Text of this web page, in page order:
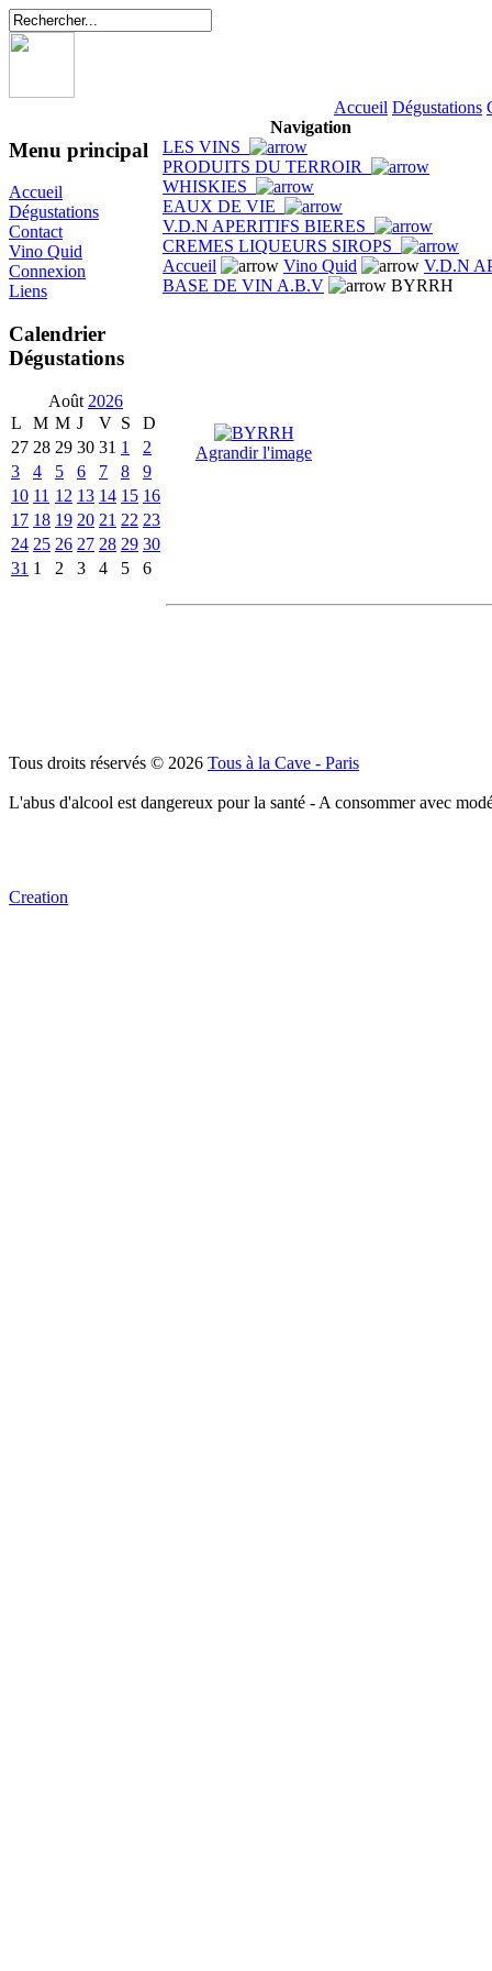
Accueil Dégustations
Menu principal
Accueil
Dégustations
Contact
Vino Quid
Connexion
Liens
Calendrier
Dégustations
Août 2026
L
M M J V S
D
27 28 29 30 31 1
2
3
4 5 6 7 8
9
10 11 12 13 14 15 16
17 18 19 20 21 22 23
24 25 26 27 28 29 30
31 1 2 3 4 5 6
Navigation
LES VINS
PRODUITS DU TERROIR
WHISKIES
EAUX DE VIE
V.D.N APERITIFS BIERES
CREMES LIQUEURS SIROPS
Accueil
Vino Quid
V.D.N
BASE DE VIN A.B.V
BYRRH
Agrandir l'image
Tous droits réservés © 2026 Tous à la Cave - Paris
L'abus d'alcool est dangereux pour la santé - A consommer avec
Creation